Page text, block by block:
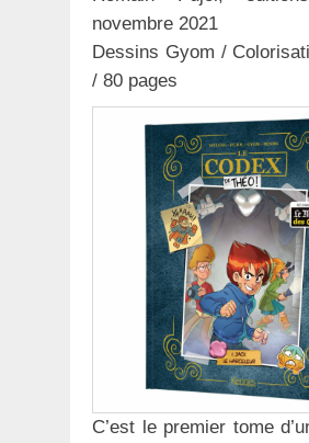
novembre 2021
Dessins Gyom /
/ 80 pages
C’est le premier tome